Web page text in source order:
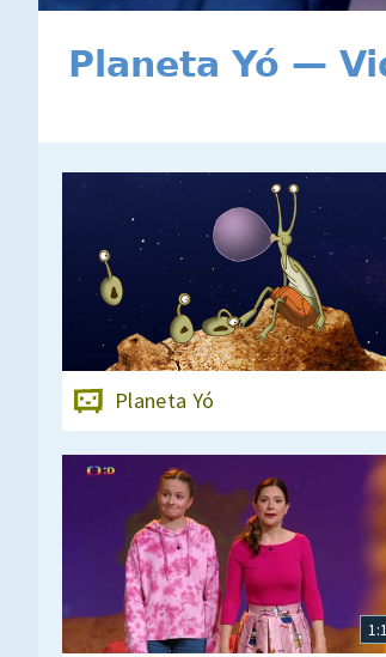
Planeta Yó —
Planeta Yó